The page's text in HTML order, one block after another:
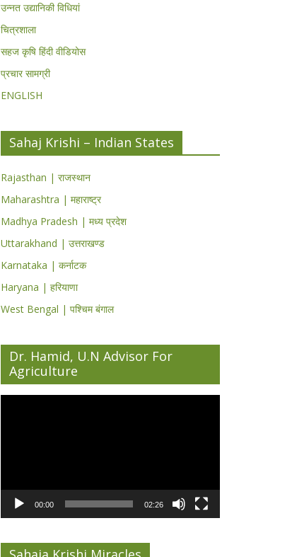
उन्नत उद्यानिकी विधियां
चित्रशाला
सहज कृषि हिंदी वीडियोस
प्रचार सामग्री
ENGLISH
Sahaj Krishi – Indian States
Rajasthan | राजस्थान
Maharashtra | महाराष्ट्र
Madhya Pradesh | मध्य प्रदेश
Uttarakhand | उत्तराखण्ड
Karnataka | कर्नाटक
Haryana | हरियाणा
West Bengal | पश्चिम बंगाल
Dr. Hamid, U.N Advisor For
Agriculture
00:00 02:26